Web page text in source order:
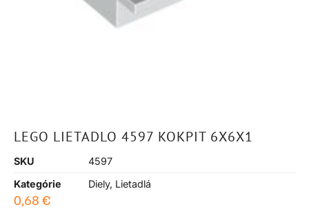
LEGO LIETADLO 4597 KOKPIT 6X6X1
SKU
4597
Kategórie
Diely, Lietadlá
0,68 €